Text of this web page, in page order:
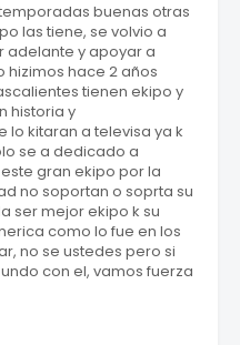
buenas otras
las tiene, se volvio a
adelante y apoyar a
hizimos hace 2 años
tienen ekipo y
historia y
kitaran a televisa ya k
se a dedicado a
gran ekipo por la
no soportan o soprta su
ser mejor ekipo k su
como lo fue en los
no se ustedes pero si
con el, vamos fuerza